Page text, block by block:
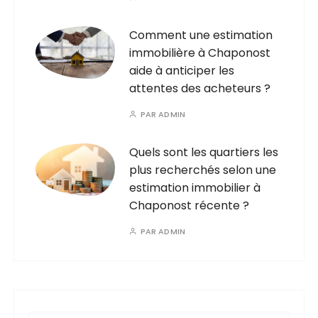
Comment une estimation
immobilière à Chaponost
aide à anticiper les
attentes des acheteurs ?
PARADMIN
Quels sont les quartiers les
plus recherchés selon une
estimation immobilier à
Chaponost récente ?
PARADMIN